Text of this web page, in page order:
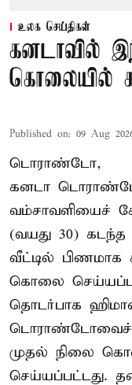
உலக செய்திகள்
கனடாவில்
கொலையில்
Published on: 09 Aug
டொராண்டோ,
கனடா
வம்சாவளியைச்
(வயது 30)
வீட்டில் பிணமாக
கொலை
தொடர்பாக
டொராண்டோவைச்
முதல் நிலை
செய்யப்பட்டது.